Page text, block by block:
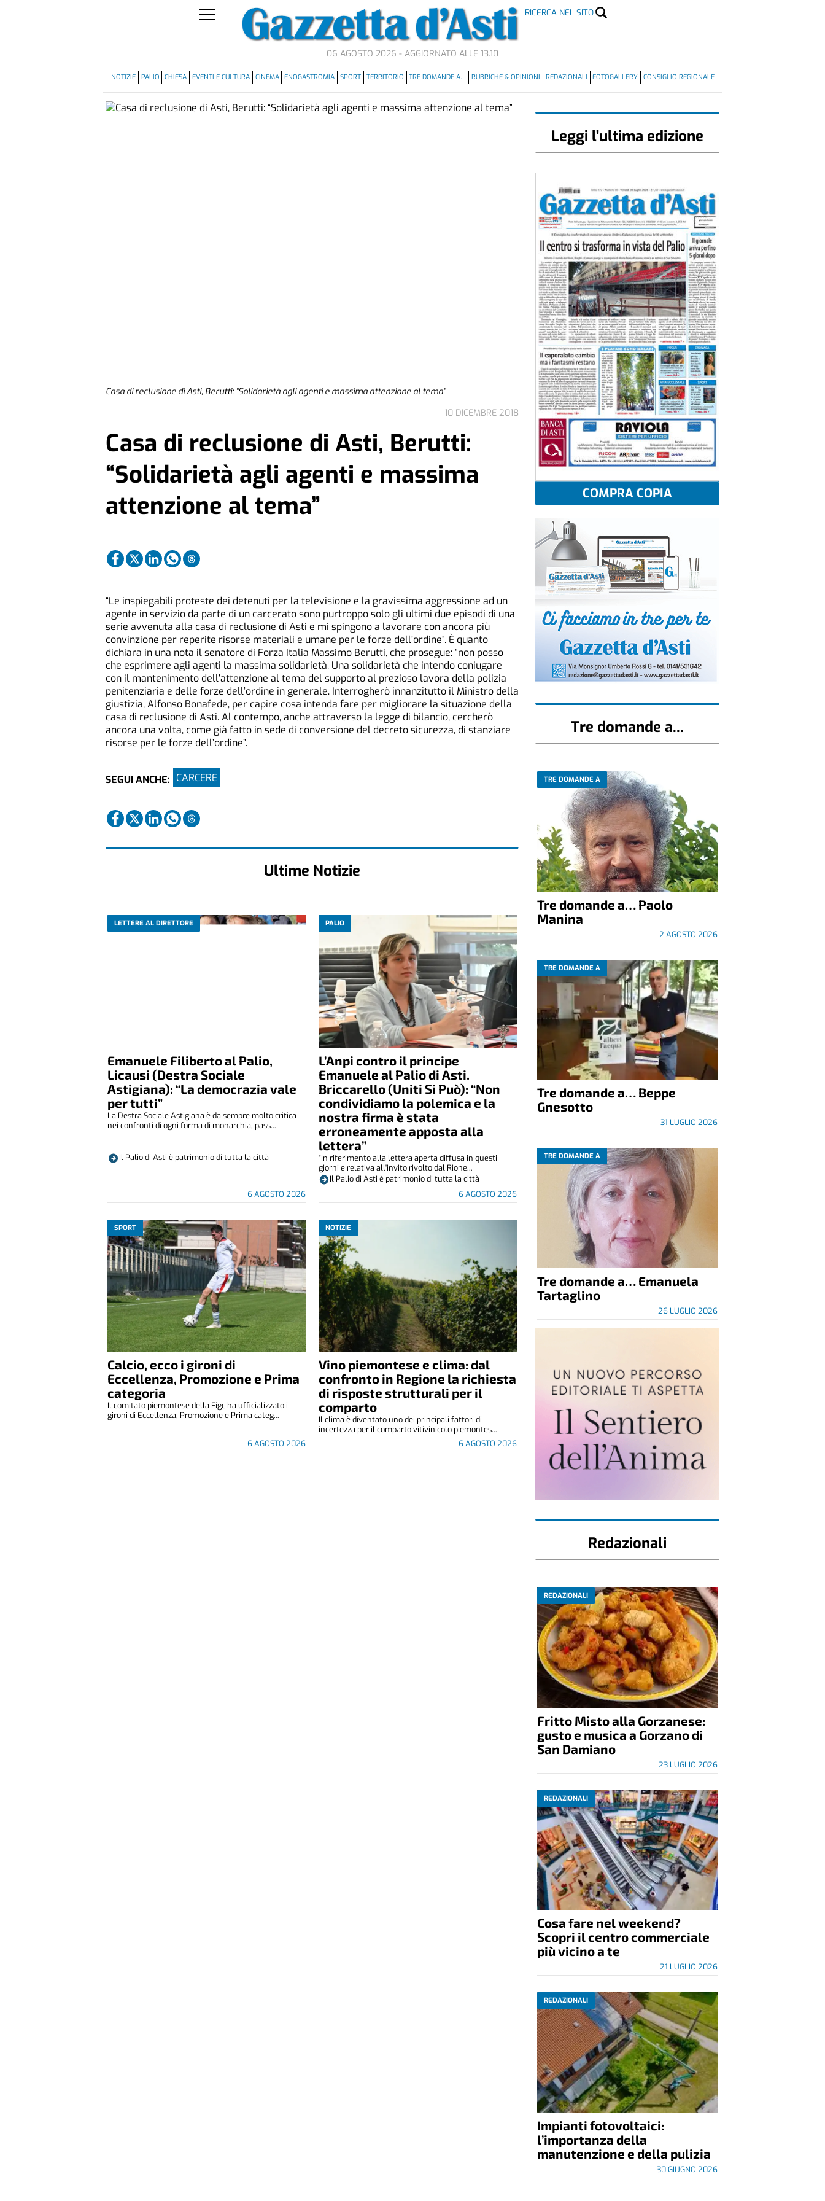
RICERCA NEL SITO
06 AGOSTO 2026 - AGGIORNATO ALLE 13.10
NOTIZIE PALIO CHIESA EVENTI E CULTURA CINEMA ENOGASTROMIA SPORT TERRITORIO TRE DOMANDE A… RUBRICHE & OPINIONI REDAZIONALI FOTOGALLERY CONSIGLIO REGIONALE
Casa di reclusione di Asti, Berutti: “Solidarietà agli agenti e massima attenzione al tema”
10 DICEMBRE 2018
Casa di reclusione di Asti, Berutti:
“Solidarietà agli agenti e massima
attenzione al tema”
“Le inspiegabili proteste dei detenuti per la televisione e la gravissima aggressione ad un
agente in servizio da parte di un carcerato sono purtroppo solo gli ultimi due episodi di una
serie avvenuta alla casa di reclusione di Asti e mi spingono a lavorare con ancora più
convinzione per reperite risorse materiali e umane per le forze dell’ordine”. È quanto
dichiara in una nota il senatore di Forza Italia Massimo Berutti, che prosegue: “non posso
che esprimere agli agenti la massima solidarietà. Una solidarietà che intendo coniugare
con il mantenimento dell’attenzione al tema del supporto al prezioso lavora della polizia
penitenziaria e delle forze dell’ordine in generale. Interrogherò innanzitutto il Ministro della
giustizia, Alfonso Bonafede, per capire cosa intenda fare per migliorare la situazione della
casa di reclusione di Asti. Al contempo, anche attraverso la legge di bilancio, cercherò
ancora una volta, come già fatto in sede di conversione del decreto sicurezza, di stanziare
risorse per le forze dell’ordine”.
SEGUI ANCHE: CARCERE
Ultime Notizie
LETTERE AL DIRETTORE
Emanuele Filiberto al Palio,
Licausi (Destra Sociale
Astigiana): “La democrazia vale
per tutti”
6 AGOSTO 2026
La Destra Sociale Astigiana è da sempre molto critica
nei confronti di ogni forma di monarchia, pass...
Il Palio di Asti è patrimonio di tutta la città
PALIO
L’Anpi contro il principe
Emanuele al Palio di Asti.
Briccarello (Uniti Si Può): “Non
condividiamo la polemica e la
nostra firma è stata
erroneamente apposta alla
lettera”
6 AGOSTO 2026
"In riferimento alla lettera aperta diffusa in questi
giorni e relativa all'invito rivolto dal Rione...
Il Palio di Asti è patrimonio di tutta la città
SPORT
Calcio, ecco i gironi di
Eccellenza, Promozione e Prima
categoria
6 AGOSTO 2026
Il comitato piemontese della Figc ha ufficializzato i
gironi di Eccellenza, Promozione e Prima categ...
NOTIZIE
Vino piemontese e clima: dal
confronto in Regione la richiesta
di risposte strutturali per il
comparto
6 AGOSTO 2026
Il clima è diventato uno dei principali fattori di
incertezza per il comparto vitivinicolo piemontes...
Leggi l'ultima edizione
COMPRA COPIA
Tre domande a...
TRE DOMANDE A
Tre domande a… Paolo
Manina
2 AGOSTO 2026
TRE DOMANDE A
Tre domande a… Beppe
Gnesotto
31 LUGLIO 2026
TRE DOMANDE A
Tre domande a… Emanuela
Tartaglino
26 LUGLIO 2026
Redazionali
REDAZIONALI
Fritto Misto alla Gorzanese:
gusto e musica a Gorzano di
San Damiano
23 LUGLIO 2026
REDAZIONALI
Cosa fare nel weekend?
Scopri il centro commerciale
più vicino a te
21 LUGLIO 2026
REDAZIONALI
Impianti fotovoltaici:
l’importanza della
manutenzione e della pulizia
30 GIUGNO 2026